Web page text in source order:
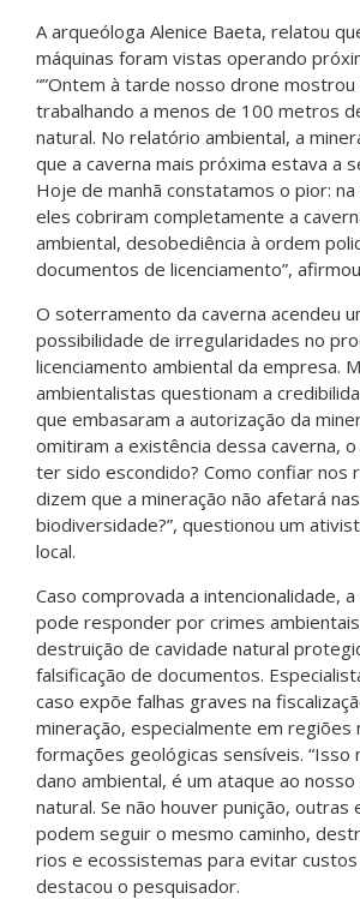
A arqueóloga Alenice Baeta, relatou
máquinas foram vistas operando
“”Ontem à tarde nosso drone mostrou
trabalhando a menos de 100 metros
natural. No relatório ambiental, a
que a caverna mais próxima estava a
Hoje de manhã constatamos o pior: na
eles cobriram completamente a
ambiental, desobediência à ordem
documentos de licenciamento”,
O soterramento da caverna acendeu
possibilidade de irregularidades no
licenciamento ambiental da empresa.
ambientalistas questionam a
que embasaram a autorização da
omitiram a existência dessa caverna,
ter sido escondido? Como confiar nos
dizem que a mineração não afetará
biodiversidade?”, questionou um
local.
Caso comprovada a intencionalidade,
pode responder por crimes
destruição de cavidade natural
falsificação de documentos.
caso expõe falhas graves na
mineração, especialmente em regiões
formações geológicas sensíveis. “Isso
dano ambiental, é um ataque ao
natural. Se não houver punição, outras
podem seguir o mesmo caminho,
rios e ecossistemas para evitar custos
destacou o pesquisador.